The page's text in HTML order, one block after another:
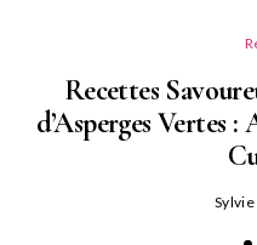
Recettes
d’Asperges Vertes